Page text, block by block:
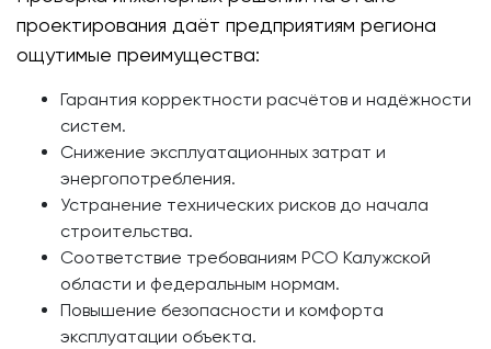
проектирования даёт предприятиям региона
ощутимые преимущества:
Гарантия корректности расчётов и надёжности
систем.
Снижение эксплуатационных затрат и
энергопотребления.
Устранение технических рисков до начала
строительства.
Соответствие требованиям РСО Калужской
области и федеральным нормам.
Повышение безопасности и комфорта
эксплуатации объекта.